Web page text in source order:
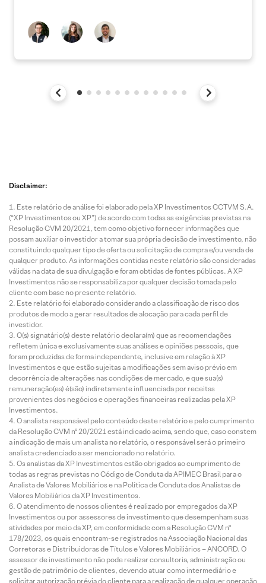
Disclaimer:
Este relatório de análise foi elaborado pela XP Investimentos CCTVM S.A.
(“XP Investimentos ou XP”) de acordo com todas as exigências previstas na
Resolução CVM 20/2021, tem como objetivo fornecer informações que
possam auxiliar o investidor a tomar sua própria decisão de investimento, não
constituindo qualquer tipo de oferta ou solicitação de compra e/ou venda de
qualquer produto. As informações contidas neste relatório são consideradas
válidas na data de sua divulgação e foram obtidas de fontes públicas. A XP
Investimentos não se responsabiliza por qualquer decisão tomada pelo
cliente com base no presente relatório.
Este relatório foi elaborado considerando a classificação de risco dos
produtos de modo a gerar resultados de alocação para cada perfil de
investidor.
O(s) signatário(s) deste relatório declara(m) que as recomendações
refletem única e exclusivamente suas análises e opiniões pessoais, que
foram produzidas de forma independente, inclusive em relação à XP
Investimentos e que estão sujeitas a modificações sem aviso prévio em
decorrência de alterações nas condições de mercado, e que sua(s)
remuneração(es) é(são) indiretamente influenciada por receitas
provenientes dos negócios e operações financeiras realizadas pela XP
Investimentos.
O analista responsável pelo conteúdo deste relatório e pelo cumprimento
da Resolução CVM nº 20/2021 está indicado acima, sendo que, caso constem
a indicação de mais um analista no relatório, o responsável será o primeiro
analista credenciado a ser mencionado no relatório.
Os analistas da XP Investimentos estão obrigados ao cumprimento de
todas as regras previstas no Código de Conduta da APIMEC Brasil para o
Analista de Valores Mobiliários e na Política de Conduta dos Analistas de
Valores Mobiliários da XP Investimentos.
O atendimento de nossos clientes é realizado por empregados da XP
Investimentos ou por assessores de investimento que desempenham suas
atividades por meio da XP, em conformidade com a Resolução CVM nº
178/2023, os quais encontram-se registrados na Associação Nacional das
Corretoras e Distribuidoras de Títulos e Valores Mobiliários – ANCORD. O
assessor de investimento não pode realizar consultoria, administração ou
gestão de patrimônio de clientes, devendo atuar como intermediário e
solicitar autorização prévia do cliente para a realização de qualquer operação